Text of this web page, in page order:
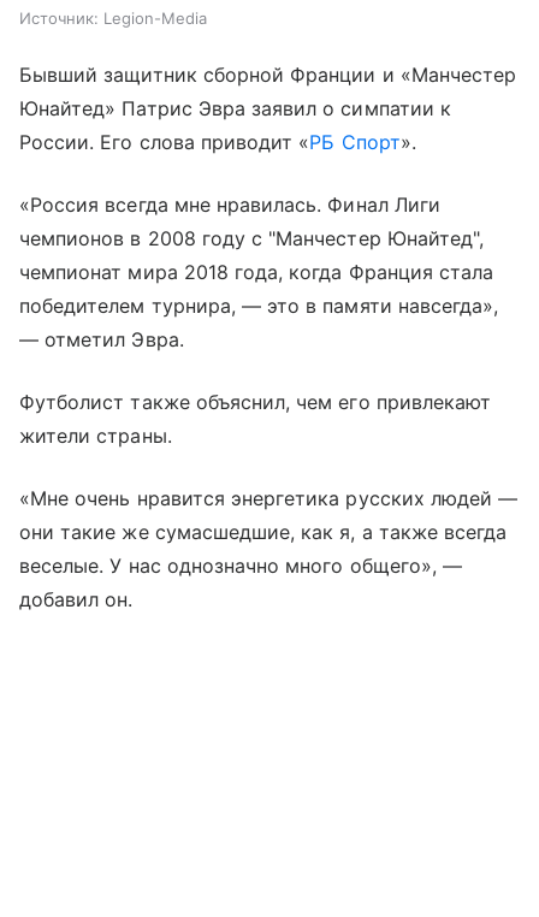
Источник: Legion-Media
Бывший защитник сборной Франции и «Манчестер
Юнайтед» Патрис Эвра заявил о симпатии к
России. Его слова приводит «РБ Спорт».
«Россия всегда мне нравилась. Финал Лиги
чемпионов в 2008 году с "Манчестер Юнайтед",
чемпионат мира 2018 года, когда Франция стала
победителем турнира, — это в памяти навсегда»,
— отметил Эвра.
Футболист также объяснил, чем его привлекают
жители страны.
«Мне очень нравится энергетика русских людей —
они такие же сумасшедшие, как я, а также всегда
веселые. У нас однозначно много общего», —
добавил он.